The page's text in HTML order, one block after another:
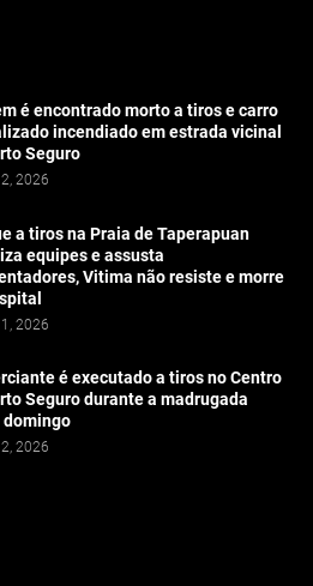
é encontrado morto a tiros e carro
incendiado em estrada vicinal
Seguro
2026
a tiros na Praia de Taperapuan
equipes e assusta
Vitima não resiste e morre
2026
é executado a tiros no Centro
Seguro durante a madrugada
domingo
2026